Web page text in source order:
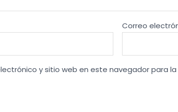
Correo
y sitio web en este navegador para